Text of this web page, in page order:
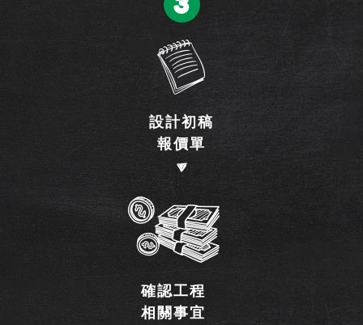
設計初稿
報價單
確認工程
相關事宜